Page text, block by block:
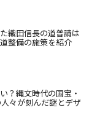
織田信長の道普請は
整備の施策を紹介
？縄文時代の国宝・
々が刻んだ謎とデザ